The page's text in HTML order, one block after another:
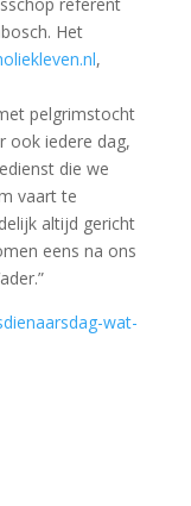
Het
,
pelgrimstocht
ook iedere dag,
die we
vaart te
altijd gericht
eens na ons
wat-